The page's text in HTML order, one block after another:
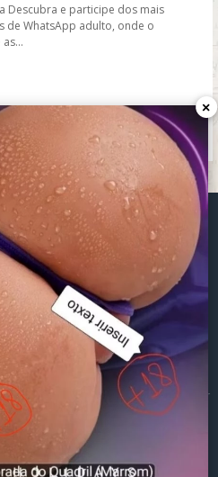
Descubra e participe dos mais
de WhatsApp adulto, onde o
Entrar grupos WhatsApp,
WhatsApp atualizados, Grupos
Participar grupos WhatsApp,
Grupos WhatsApp
WhatsApp regionais, Grupos
WhatsApp, Grupos WhatsApp
Divulgar grupos WhatsApp,
WhatsApp ofertas.
2026: Links Atualizados para Entrar
Grupos
| Robots.txt
×